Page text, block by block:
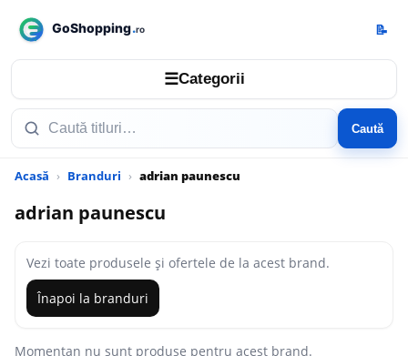
☰Categorii
Caută
📝
Acasă Branduri adrian paunescu
adrian paunescu
Vezi toate produsele și ofertele de la acest brand.
Înapoi la branduri
Momentan nu sunt produse pentru acest brand.